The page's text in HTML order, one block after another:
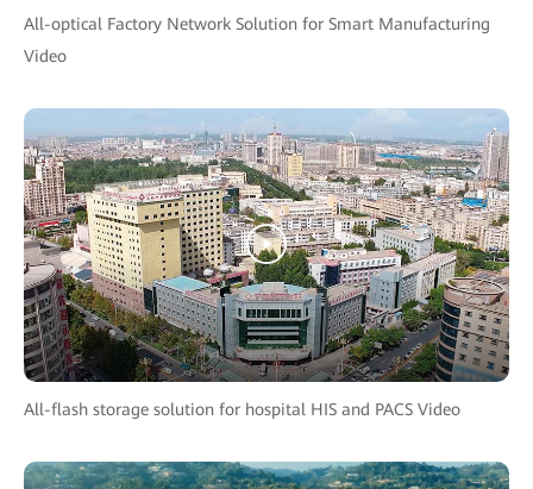
All-optical Factory Network Solution for Smart Manufacturing
Video
All-flash storage solution for hospital HIS and PACS Video